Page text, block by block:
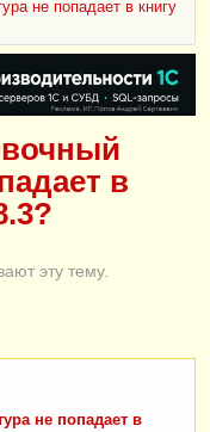
не попадает в книгу
в
эту тему.
не попадает в